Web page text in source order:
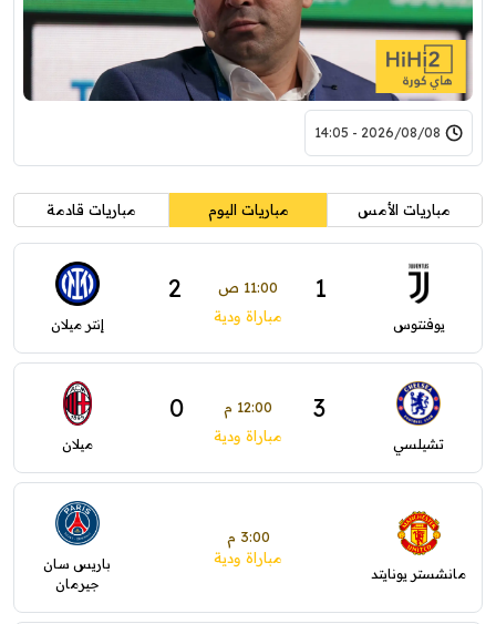
2026/08/08 - 14:05
مباريات الأمس مباريات اليوم مباريات قادمة
يوفنتوس
1 11:00 ص 2
مباراة ودية إنتر ميلان
تشيلسي
3 12:00 م 0
مباراة ودية ميلان
مانشستر يونايتد
3:00 م
مباراة ودية
باريس سان
جيرمان